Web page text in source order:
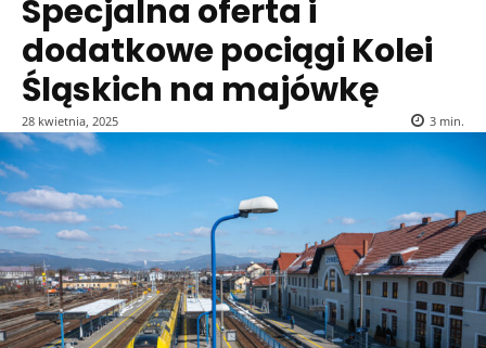
Specjalna oferta i
dodatkowe pociągi Kolei
Śląskich na majówkę
28 kwietnia, 2025 3 min.